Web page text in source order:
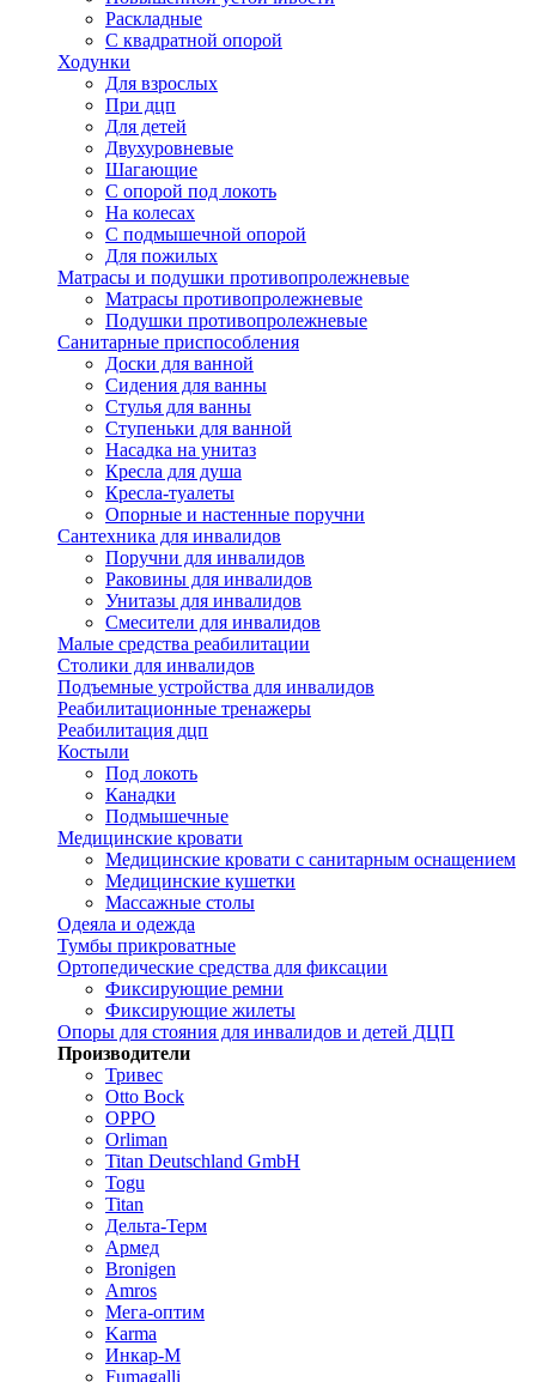
Раскладные
С квадратной опорой
Ходунки
Для взрослых
При дцп
Для детей
Двухуровневые
Шагающие
С опорой под локоть
На колесах
С подмышечной опорой
Для пожилых
Матрасы и подушки противопролежневые
Матрасы противопролежневые
Подушки противопролежневые
Санитарные приспособления
Доски для ванной
Сидения для ванны
Стулья для ванны
Ступеньки для ванной
Насадка на унитаз
Кресла для душа
Кресла-туалеты
Опорные и настенные поручни
Сантехника для инвалидов
Поручни для инвалидов
Раковины для инвалидов
Унитазы для инвалидов
Смесители для инвалидов
Малые средства реабилитации
Столики для инвалидов
Подъемные устройства для инвалидов
Реабилитационные тренажеры
Реабилитация дцп
Костыли
Под локоть
Канадки
Подмышечные
Медицинские кровати
Медицинские кровати с санитарным оснащением
Медицинские кушетки
Массажные столы
Одеяла и одежда
Тумбы прикроватные
Ортопедические средства для фиксации
Фиксирующие ремни
Фиксирующие жилеты
Опоры для стояния для инвалидов и детей ДЦП
Производители
Тривес
Otto Bock
OPPO
Orliman
Titan Deutschland GmbH
Togu
Titan
Дельта-Терм
Армед
Bronigen
Amros
Мега-оптим
Karma
Инкар-М
Fumagalli